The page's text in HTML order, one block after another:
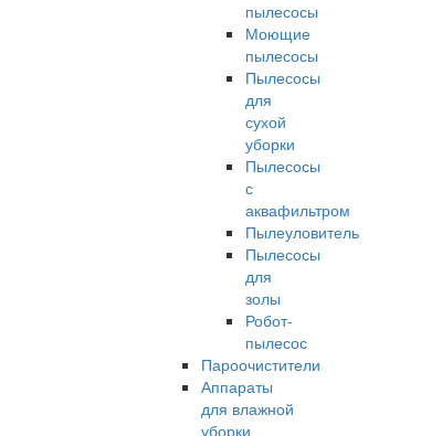
пылесосы
Моющие
пылесосы
Пылесосы
для
сухой
уборки
Пылесосы
с
аквафильтром
Пылеуловитель
Пылесосы
для
золы
Робот-
пылесос
Пароочистители
Аппараты
для влажной
уборки